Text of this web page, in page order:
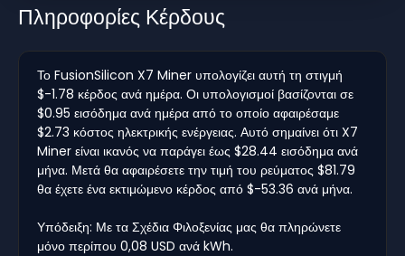
Πληροφορίες Κέρδους
Το FusionSilicon X7 Miner υπολογίζει αυτή τη στιγμή
$-1.78 κέρδος ανά ημέρα. Οι υπολογισμοί βασίζονται σε
$0.95 εισόδημα ανά ημέρα από το οποίο αφαιρέσαμε
$2.73 κόστος ηλεκτρικής ενέργειας. Αυτό σημαίνει ότι X7
Miner είναι ικανός να παράγει έως $28.44 εισόδημα ανά
μήνα. Μετά θα αφαιρέσετε την τιμή του ρεύματος $81.79
θα έχετε ένα εκτιμώμενο κέρδος από $-53.36 ανά μήνα.
Υπόδειξη: Με τα Σχέδια Φιλοξενίας μας θα πληρώνετε
μόνο περίπου 0,08 USD ανά kWh.